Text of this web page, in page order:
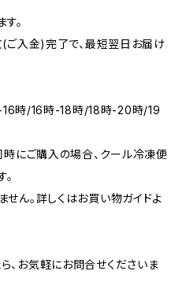
。
ご入金)完了で、最短翌日お届け
16時/16時-18時/18時-20時/19
時にご購入の場合、クール冷凍便
ん。詳しくはお買い物ガイドよ
、お気軽にお問合せくださいま